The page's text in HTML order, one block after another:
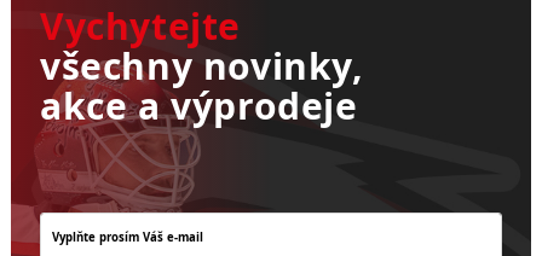
Vychytejte
všechny novinky,
akce a výprodeje